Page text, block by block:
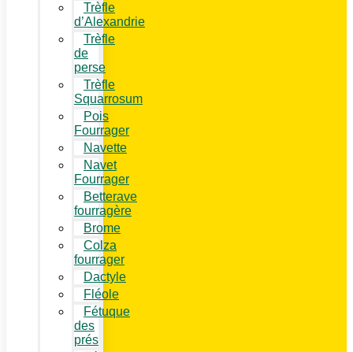
Trèfle
d’Alexandrie
Trèfle
de
perse
Trèfle
Squarrosum
Pois
Fourrager
Navette
Navet
Fourrager
Betterave
fourragère
Brome
Colza
fourrager
Dactyle
Fléole
Fétuque
des
prés